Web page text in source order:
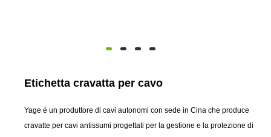
Etichetta cravatta per cavo
Yage è un produttore di cavi autonomi con sede in Cina che produce
cravatte per cavi antissumi progettati per la gestione e la protezione di